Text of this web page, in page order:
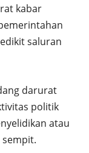
kabar
saluran
darurat
politik
atau